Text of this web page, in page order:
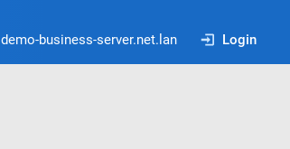
demo-business-server.net.lan Login